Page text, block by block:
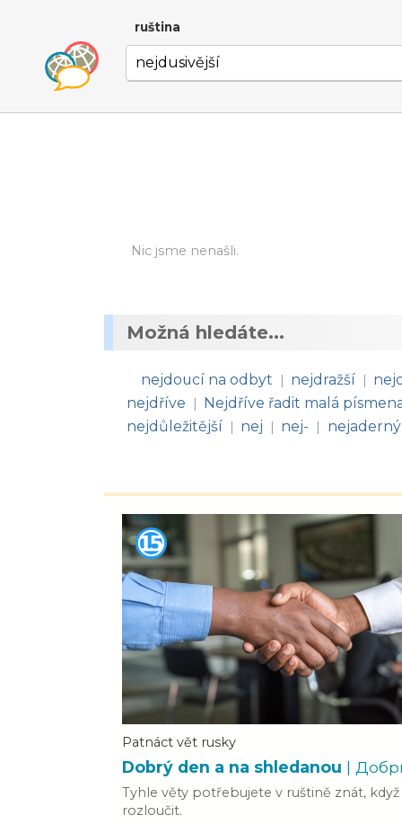
ruština
Nic jsme nenašli.
Možná hledáte...
nejdoucí na odbyt | nejdražší |
nejdříve
| Nejdříve řadit malá
nejdůležitější | nej | nej- | nejaderný
Patnáct vět rusky
Dobrý den a na shledanou |
Tyhle věty potřebujete v ruštině znát,
rozloučit.